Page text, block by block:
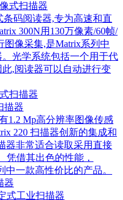
条码阅读器,专为高速和直
300N用130万像素/60帧/
像采集,是Matrix系列中
光学系统包括一个用于代
,阅读器可以自动进行变
扫描器
1.2 Mp高分辨率图像传感
220 扫描器创新的集成和
器非常适合读取采用直接
凭借其出色的性能，
中一款高性价比的产品。
器